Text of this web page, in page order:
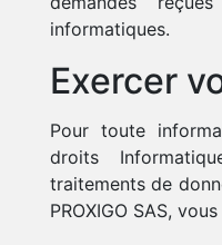
informatiques.
Exercer
Pour toute
droits
traitements de
PROXIGO SAS,